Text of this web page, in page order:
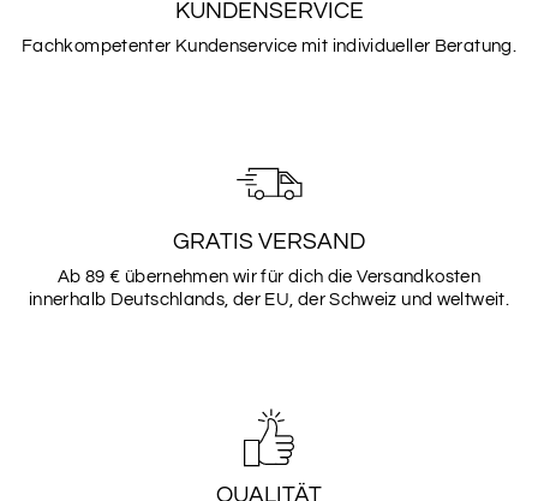
KUNDENSERVICE
Fachkompetenter Kundenservice mit individueller Beratung.
GRATIS VERSAND
Ab 89 € übernehmen wir für dich die Versandkosten
innerhalb Deutschlands, der EU, der Schweiz und weltweit.
QUALITÄT